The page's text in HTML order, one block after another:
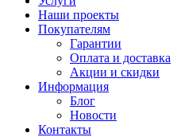
Наши проекты
Покупателям
Гарантии
Оплата и доставка
Акции и скидки
Информация
Блог
Новости
Контакты